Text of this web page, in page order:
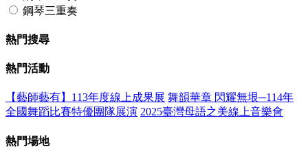
鋼琴三重奏
熱門搜尋
熱門活動
【藝師藝有】113年度線上成果展 舞韻華章 閃耀無垠─114年
全國舞蹈比賽特優團隊展演 2025臺灣母語之美線上音樂會
熱門場地